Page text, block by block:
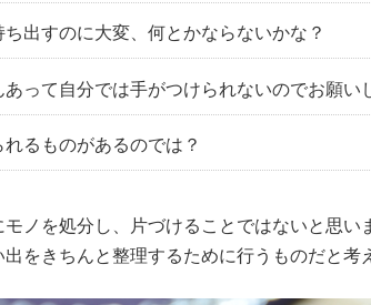
出すのに大変、何とかならないかな？
って自分では手がつけられないのでお願い
るものがあるのでは？
ノを処分し、片づけることではないと思い
をきちんと整理するために行うものだと考